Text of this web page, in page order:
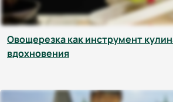
Овощерезка как инструмент
вдохновения